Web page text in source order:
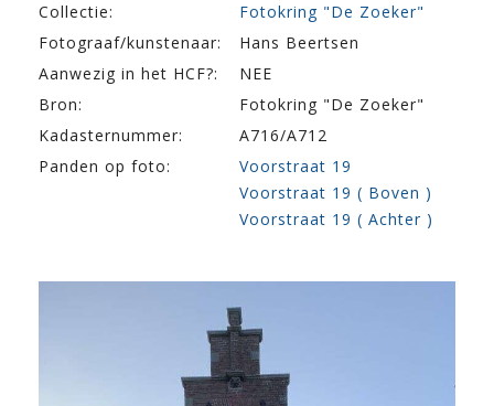
Collectie:
Fotokring "De Zoeker"
Fotograaf/kunstenaar:
Hans Beertsen
Aanwezig in het HCF?:
NEE
Bron:
Fotokring "De Zoeker"
Kadasternummer:
A716/A712
Panden op foto:
Voorstraat 19
Voorstraat 19 ( Boven )
Voorstraat 19 ( Achter )